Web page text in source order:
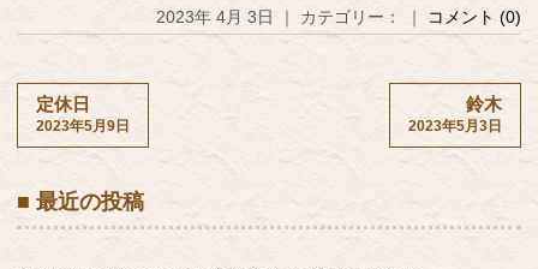
2023年 4月 3日 ｜ カテゴリー： ｜ コメント (0)
定休日
2023年5月9日
鈴木
2023年5月3日
■ 最近の投稿